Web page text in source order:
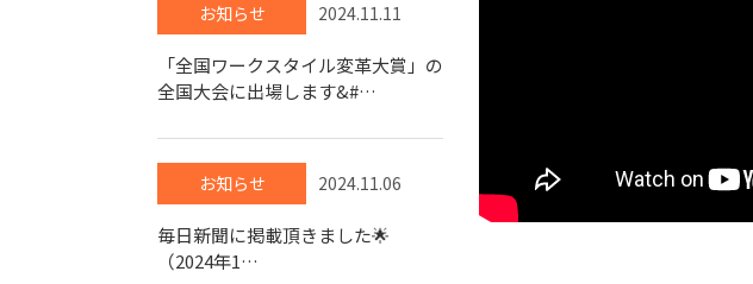
お知らせ 2024.11.11
「全国ワークスタイル変革大賞」の
全国大会に出場します&#…
お知らせ 2024.11.06
毎日新聞に掲載頂きました🌟
（2024年1…